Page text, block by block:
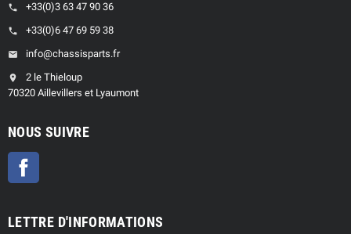
phone +33(0)3 63 47 90 36
phone +33(0)6 47 69 59 38
email info@chassisparts.fr
location_on
2 le Thieloup
70320 Aillevillers et Lyaumont
NOUS SUIVRE
LETTRE D'INFORMATIONS